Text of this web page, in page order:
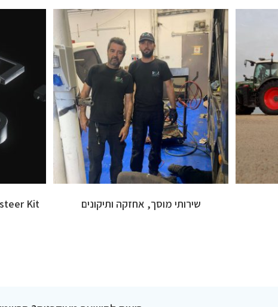
שירותי מוסך, אחזקה ותיקונים